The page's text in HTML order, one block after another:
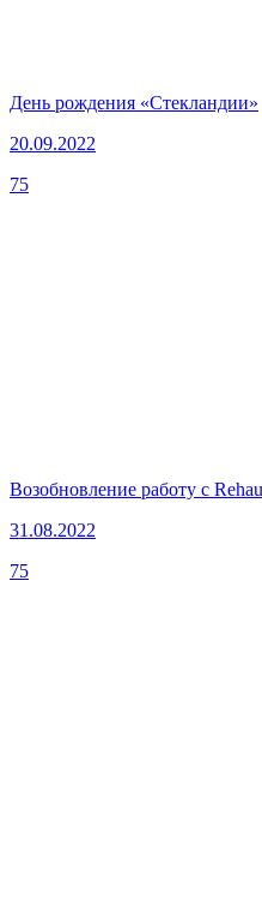
День рождения «Стекландии»
20.09.2022
75
Возобновление работу с Rehau
31.08.2022
75